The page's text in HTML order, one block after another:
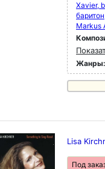
Xavier,
баритон
Markus
Жанры:
Lisa
Под